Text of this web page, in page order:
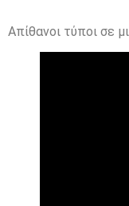
Απίθανοι τύποι σε